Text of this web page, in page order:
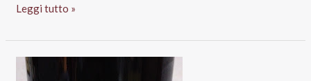
Rosso
Montepulciano
Doc
2014
Leggi tutto »